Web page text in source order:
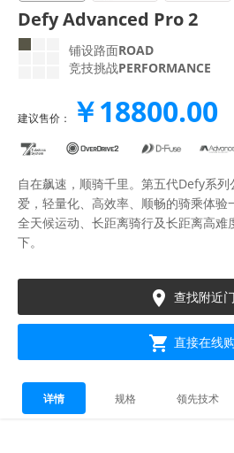
Defy Advanced Pro 2
铺设路面ROAD
竞技挑战PERFORMANCE
建议售价： ￥18800.00
自在飙速，顺骑千里。第五代Defy系
爱，轻量化、高效率、顺畅的骑乘体验
全天候运动、长距离骑行及长距离高难
下。
 查找附近
 直接在线
详情 规格 领先技术